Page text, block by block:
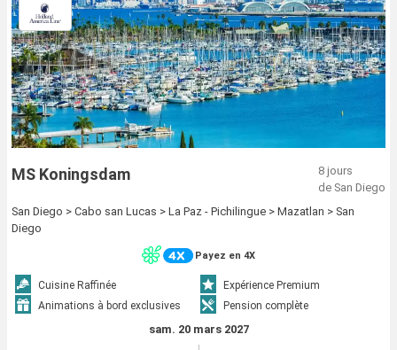
MS Koningsdam
8 jours
de San Diego
San Diego > Cabo san Lucas > La Paz - Pichilingue > Mazatlan > San
Diego
Payez en 4X
Cuisine Raffinée
Expérience Premium
Animations à bord exclusives
Pension complète
sam. 20 mars 2027